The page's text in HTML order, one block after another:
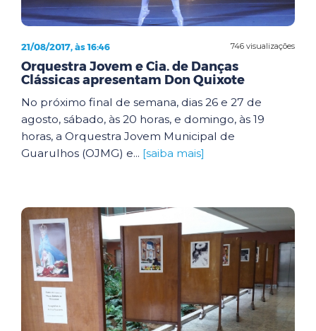
746 visualizações
21/08/2017, às 16:46
Orquestra Jovem e Cia. de Danças
Clássicas apresentam Don Quixote
No próximo final de semana, dias 26 e 27 de
agosto, sábado, às 20 horas, e domingo, às 19
horas, a Orquestra Jovem Municipal de
Guarulhos (OJMG) e... [saiba mais]